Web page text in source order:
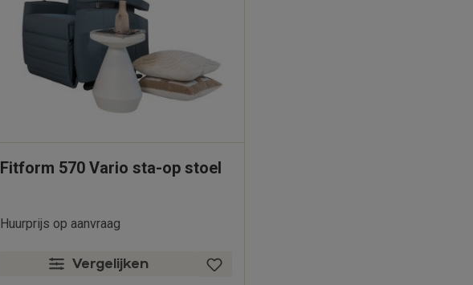
Fitform 570 Vario sta-op stoel
Huurprijs op aanvraag
Vergelijken